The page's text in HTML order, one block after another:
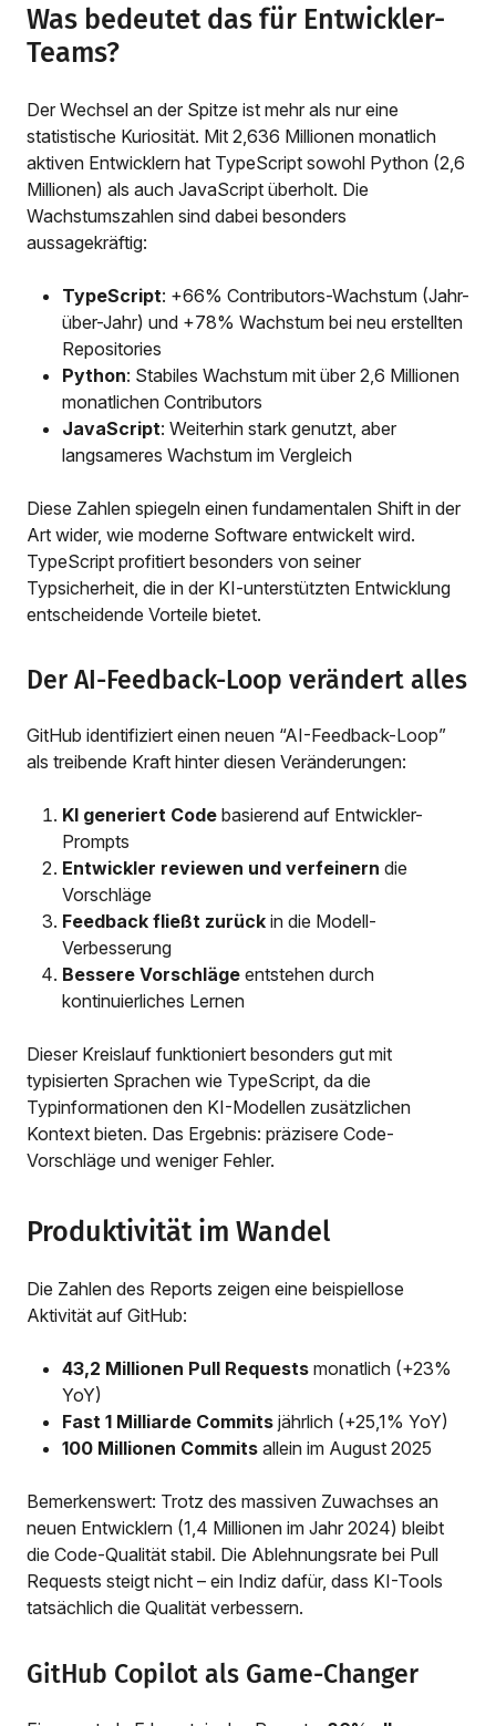
Was bedeutet das für Entwickler-
Teams?
Der Wechsel an der Spitze ist mehr als nur eine
statistische Kuriosität. Mit 2,636 Millionen monatlich
aktiven Entwicklern hat TypeScript sowohl Python (2,6
Millionen) als auch JavaScript überholt. Die
Wachstumszahlen sind dabei besonders
aussagekräftig:
TypeScript: +66% Contributors-Wachstum (Jahr-
über-Jahr) und +78% Wachstum bei neu erstellten
Repositories
Python: Stabiles Wachstum mit über 2,6 Millionen
monatlichen Contributors
JavaScript: Weiterhin stark genutzt, aber
langsameres Wachstum im Vergleich
Diese Zahlen spiegeln einen fundamentalen Shift in der
Art wider, wie moderne Software entwickelt wird.
TypeScript profitiert besonders von seiner
Typsicherheit, die in der KI-unterstützten Entwicklung
entscheidende Vorteile bietet.
Der AI-Feedback-Loop verändert alles
GitHub identifiziert einen neuen “AI-Feedback-Loop”
als treibende Kraft hinter diesen Veränderungen:
KI generiert Code basierend auf Entwickler-
Prompts
Entwickler reviewen und verfeinern die
Vorschläge
Feedback fließt zurück in die Modell-
Verbesserung
Bessere Vorschläge entstehen durch
kontinuierliches Lernen
Dieser Kreislauf funktioniert besonders gut mit
typisierten Sprachen wie TypeScript, da die
Typinformationen den KI-Modellen zusätzlichen
Kontext bieten. Das Ergebnis: präzisere Code-
Vorschläge und weniger Fehler.
Produktivität im Wandel
Die Zahlen des Reports zeigen eine beispiellose
Aktivität auf GitHub:
43,2 Millionen Pull Requests monatlich (+23%
YoY)
Fast 1 Milliarde Commits jährlich (+25,1% YoY)
100 Millionen Commits allein im August 2025
Bemerkenswert: Trotz des massiven Zuwachses an
neuen Entwicklern (1,4 Millionen im Jahr 2024) bleibt
die Code-Qualität stabil. Die Ablehnungsrate bei Pull
Requests steigt nicht – ein Indiz dafür, dass KI-Tools
tatsächlich die Qualität verbessern.
GitHub Copilot als Game-Changer